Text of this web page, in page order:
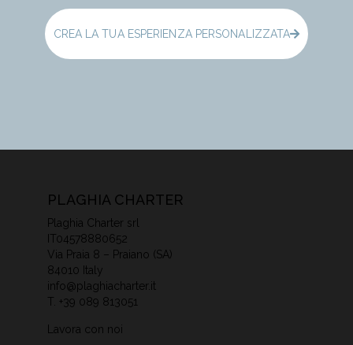
CREA LA TUA ESPERIENZA PERSONALIZZATA
PLAGHIA CHARTER
Plaghia Charter srl
IT04578880652
Via Praia 8 – Praiano (SA)
84010 Italy
info@plaghiacharter.it
T. +39 089 813051
Lavora con noi